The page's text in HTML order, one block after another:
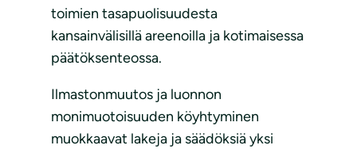
toimien tasapuolisuudesta
kansainvälisillä areenoilla ja kotimaisessa
päätöksenteossa.
Ilmastonmuutos ja luonnon
monimuotoisuuden köyhtyminen
muokkaavat lakeja ja säädöksiä yksi